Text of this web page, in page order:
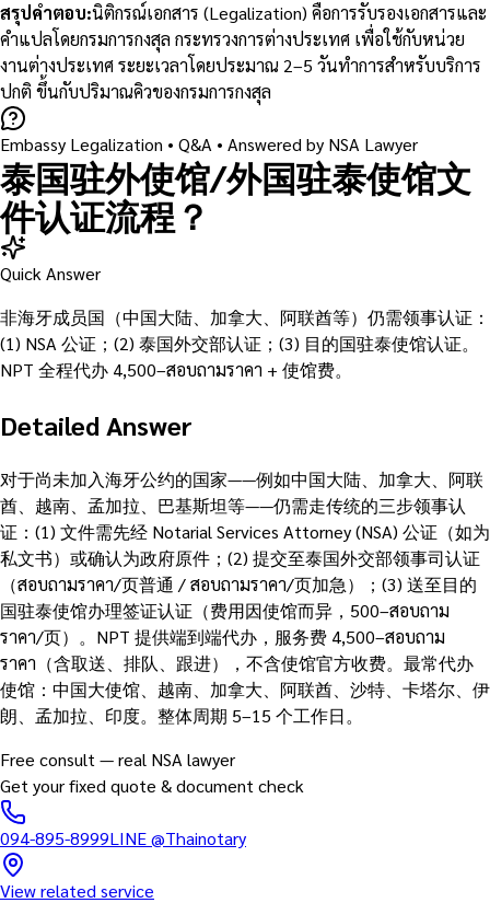
สรุปคำตอบ:นิติกรณ์เอกสาร (Legalization) คือการรับรองเอกสารและ
คำแปลโดยกรมการกงสุล กระทรวงการต่างประเทศ เพื่อใช้กับหน่วย
งานต่างประเทศ ระยะเวลาโดยประมาณ 2–5 วันทำการสำหรับบริการ
ปกติ ขึ้นกับปริมาณคิวของกรมการกงสุล
Embassy Legalization • Q&A • Answered by NSA Lawyer
泰国驻外使馆/外国驻泰使馆文
件认证流程？
Quick Answer
非海牙成员国（中国大陆、加拿大、阿联酋等）仍需领事认证：
(1) NSA 公证；(2) 泰国外交部认证；(3) 目的国驻泰使馆认证。
NPT 全程代办 4,500–สอบถามราคา + 使馆费。
Detailed Answer
对于尚未加入海牙公约的国家——例如中国大陆、加拿大、阿联
酋、越南、孟加拉、巴基斯坦等——仍需走传统的三步领事认
证：(1) 文件需先经 Notarial Services Attorney (NSA) 公证（如为
私文书）或确认为政府原件；(2) 提交至泰国外交部领事司认证
（สอบถามราคา/页普通 / สอบถามราคา/页加急）；(3) 送至目的
国驻泰使馆办理签证认证（费用因使馆而异，500–สอบถาม
ราคา/页）。NPT 提供端到端代办，服务费 4,500–สอบถาม
ราคา（含取送、排队、跟进），不含使馆官方收费。最常代办
使馆：中国大使馆、越南、加拿大、阿联酋、沙特、卡塔尔、伊
朗、孟加拉、印度。整体周期 5–15 个工作日。
Free consult — real NSA lawyer
Get your fixed quote & document check
094-895-8999LINE@Thainotary
View related service